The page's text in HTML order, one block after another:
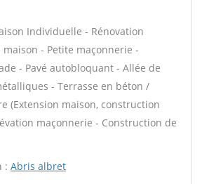
Individuelle - Rénovation
maison - Petite maçonnerie -
- Pavé autobloquant - Allée de
- Terrasse en béton /
(Extension maison, construction
maçonnerie - Construction de
: Abris albret